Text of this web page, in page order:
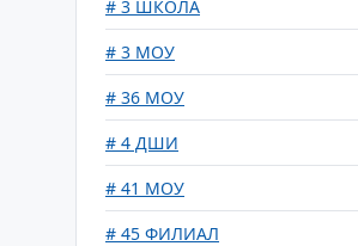
# 3 ШКОЛА
# 3 МОУ
# 36 МОУ
# 4 ДШИ
# 41 МОУ
# 45 ФИЛИАЛ